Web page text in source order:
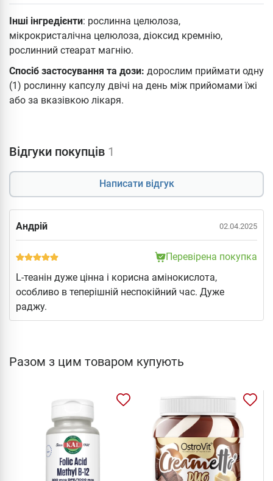
Інші інгредієнти: рослинна целюлоза,
мікрокристалічна целюлоза, діоксид кремнію,
рослинний стеарат магнію.
Спосіб застосування та дози: дорослим приймати одну
(1) рослинну капсулу двічі на день між прийомами їжі
або за вказівкою лікаря.
Відгуки покупців 1
Написати відгук
Андрій 02.04.2025
Перевірена покупка
L-теанін дуже цінна і корисна амінокислота,
особливо в теперішній неспокійний час. Дуже
раджу.
Разом з цим товаром купують